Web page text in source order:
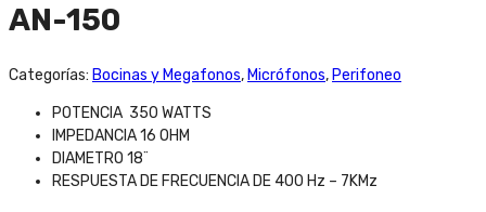
AN-150
Categorías: Bocinas y Megafonos, Micrófonos, Perifoneo
POTENCIA 350 WATTS
IMPEDANCIA 16 OHM
DIAMETRO 18¨
RESPUESTA DE FRECUENCIA DE 400 Hz – 7KMz